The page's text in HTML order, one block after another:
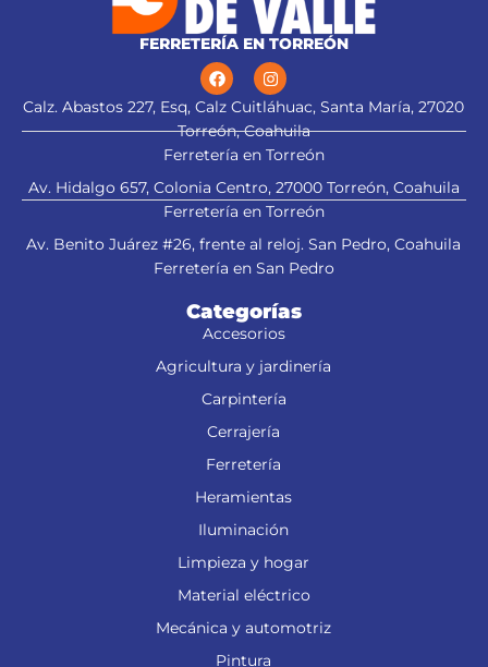
FERRETERÍA EN TORREÓN
Calz. Abastos 227, Esq, Calz Cuitláhuac, Santa María, 27020
Torreón, Coahuila
Ferretería en Torreón
Av. Hidalgo 657, Colonia Centro, 27000 Torreón, Coahuila
Ferretería en Torreón
Av. Benito Juárez #26, frente al reloj. San Pedro, Coahuila
Ferretería en San Pedro
Categorías
Accesorios
Agricultura y jardinería
Carpintería
Cerrajería
Ferretería
Heramientas
Iluminación
Limpieza y hogar
Material eléctrico
Mecánica y automotriz
Pintura